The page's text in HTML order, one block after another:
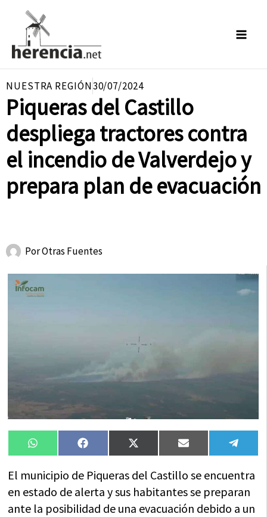
contenido
NUESTRA REGIÓN30/07/2024
Piqueras del Castillo
despliega tractores contra
el incendio de Valverdejo y
prepara plan de evacuación
PorOtras Fuentes
Compartir
en
WhatsAppCompartir
en
FacebookCompartir
en
X
(Twitter)
Compartir
en
Email
en
El municipio de Piqueras del Castillo se encuentra
en estado de alerta y sus habitantes se preparan
ante la posibilidad de una evacuación debido a un